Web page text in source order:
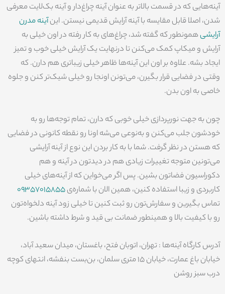
آینه‌هایی که در قسمت بالاتر به عنوان آینه چراغ‌دار و آینه بک‌لایت معرفی
شدن، اصلا قابل مقایسه با آینه‌ آرایش قدیمی نیستن. اینآینه مدرن
آرایشیهمونطور که گفته شد، چراغ‌های به کار رفته در اون خیلی به
آرایش و میکاپ کمک می‌کنن تا درنهایت یک آرایش خیلی خوب و تمیز
ایجاد بشه. علاوه بر اون این آینه‌ها ظاهر خیلی زیباتری هم دارن. که
وقتی در فضایی قرار بگیرن، می‌تونن اونجا رو خیلی شیک‌تر کنن و جلوه
خاصی به اون بدن.
چون به جهت نورپردازی خیلی خوبی که دارن، تمام توجه‌ها رو به
خودشون جلب می‌کنن و به‌نوعی می‌شه اونا رو نقطه کانونی در فضایی
که هستن در نظر گرفت. شما با به کار بردن این نوع از آینه آرایشی
می‌تونین متوجه تغییرات زیادی هم در دیدتون در آینه و هم
دکوراسیون فضاتون بشین. پس اگر می‌خواین که از آینه‌های خیلی
کاربردی و زیبا استفاده کنین، همین الان با شماره‌ی09357015855
تماس بگیرین و سفارش‌تون رو ثبت کنین تا خیلی زود آینه دلخواه‌تون
رو با کیفیت بالا و همینطور ضمانت بی قید و شرط داشته باشین.
آدرس کارگاه آینه‌ها : تهران، اتوبان فتح، باغستان، میدان سعید آباد،
خیابان باغ عمارت، خیابان 15 متری سلمان، بن‌بست بنفشه، انتهای کوچه
درب سبز روشن